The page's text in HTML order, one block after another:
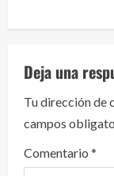
e
l
e
y
e
Deja una
Tu dirección de
campos
Comentario *